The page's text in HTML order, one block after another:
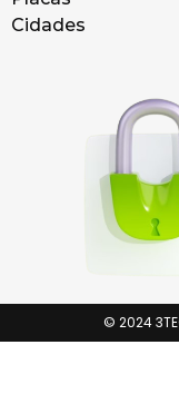
Cidades
© 2024